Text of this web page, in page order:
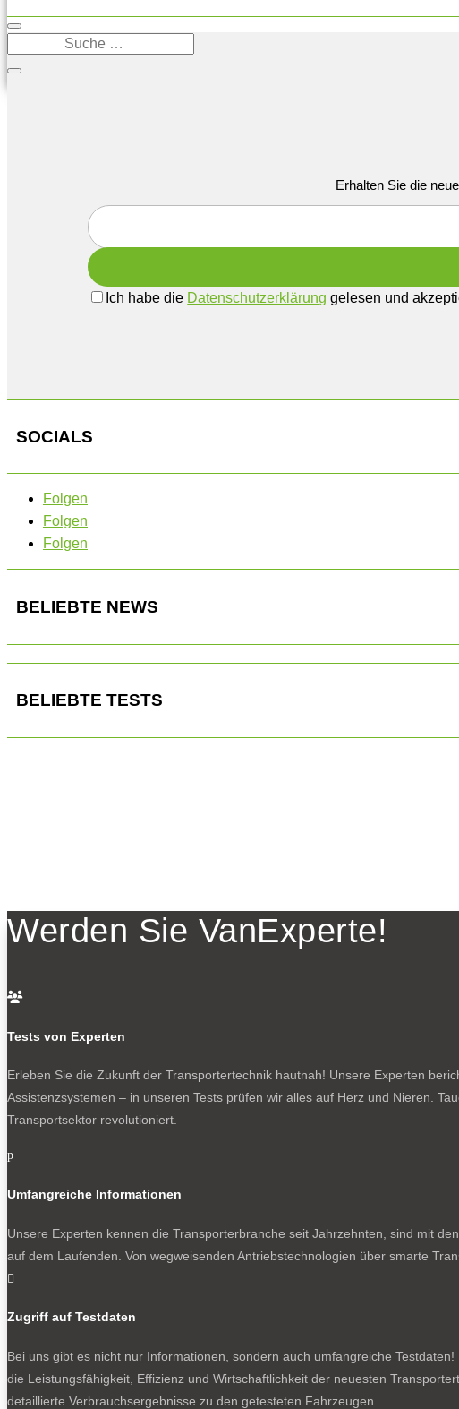
Erhalten Sie die
Ich habe die Datenschutzerklärung gelesen und
SOCIALS
Folgen
Folgen
Folgen
BELIEBTE NEWS
BELIEBTE TESTS
Werden Sie VanExperte!

Tests von Experten
Erleben Sie die Zukunft der Transportertechnik hautnah! Unsere Experten
Assistenzsystemen – in unseren Tests prüfen wir alles auf Herz und Nieren.
Transportsektor revolutioniert.
p
Umfangreiche Informationen
Unsere Experten kennen die Transporterbranche seit Jahrzehnten, sind mit
auf dem Laufenden. Von wegweisenden Antriebstechnologien über smarte

Zugriff auf Testdaten
Bei uns gibt es nicht nur Informationen, sondern auch umfangreiche
die Leistungsfähigkeit, Effizienz und Wirtschaftlichkeit der neuesten
detaillierte Verbrauchsergebnisse zu den getesteten Fahrzeugen.